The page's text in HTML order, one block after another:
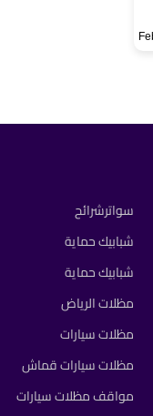
سواترشرائح
شبابيك حماية
شبابيك حماية
مظلات الرياض
مظلات سيارات
مظلات سيارات قماش
مواقف مظلات سيارات